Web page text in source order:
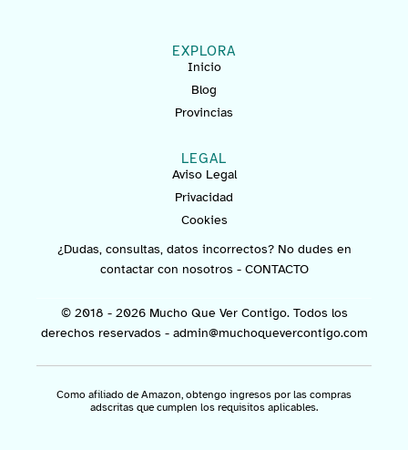
EXPLORA
Inicio
Blog
Provincias
LEGAL
Aviso Legal
Privacidad
Cookies
¿Dudas, consultas, datos incorrectos? No dudes en
contactar con nosotros - CONTACTO
© 2018 - 2026 Mucho Que Ver Contigo. Todos los
derechos reservados - admin@muchoquevercontigo.com
Como afiliado de Amazon, obtengo ingresos por las compras
adscritas que cumplen los requisitos aplicables.